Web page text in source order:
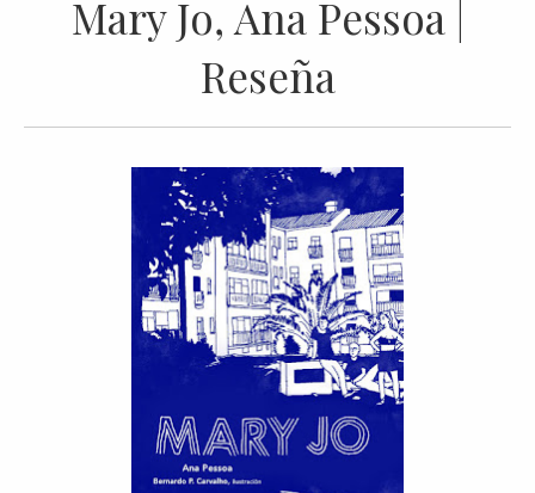
Mary Jo, Ana Pessoa |
Reseña